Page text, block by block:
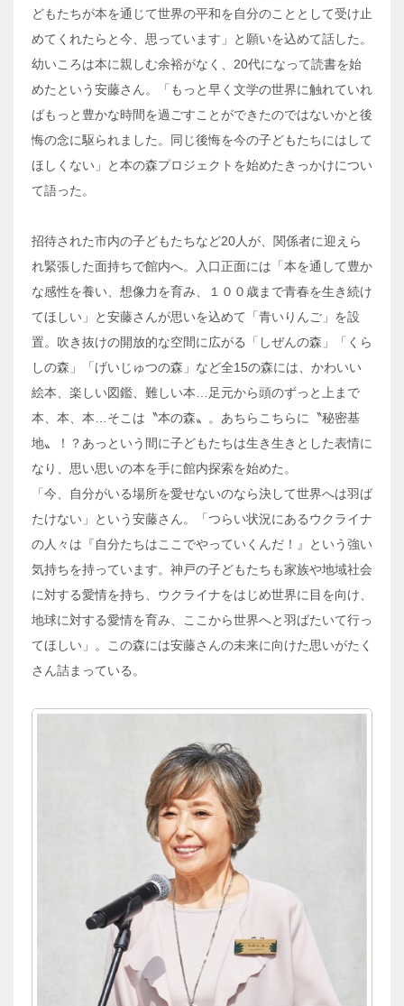
どもたちが本を通じて世界の平和を自分のこととして受け止
めてくれたらと今、思っています」と願いを込めて話した。
幼いころは本に親しむ余裕がなく、20代になって読書を始
めたという安藤さん。「もっと早く文学の世界に触れていれ
ばもっと豊かな時間を過ごすことができたのではないかと後
悔の念に駆られました。同じ後悔を今の子どもたちにはして
ほしくない」と本の森プロジェクトを始めたきっかけについ
て語った。
招待された市内の子どもたちなど20人が、関係者に迎えら
れ緊張した面持ちで館内へ。入口正面には「本を通して豊か
な感性を養い、想像力を育み、１００歳まで青春を生き続け
てほしい」と安藤さんが思いを込めて「青いりんご」を設
置。吹き抜けの開放的な空間に広がる「しぜんの森」「くら
しの森」「げいじゅつの森」など全15の森には、かわいい
絵本、楽しい図鑑、難しい本…足元から頭のずっと上まで
本、本、本…そこは〝本の森〟。あちらこちらに〝秘密基
地〟！？あっという間に子どもたちは生き生きとした表情に
なり、思い思いの本を手に館内探索を始めた。
「今、自分がいる場所を愛せないのなら決して世界へは羽ば
たけない」という安藤さん。「つらい状況にあるウクライナ
の人々は『自分たちはここでやっていくんだ！』という強い
気持ちを持っています。神戸の子どもたちも家族や地域社会
に対する愛情を持ち、ウクライナをはじめ世界に目を向け、
地球に対する愛情を育み、ここから世界へと羽ばたいて行っ
てほしい」。この森には安藤さんの未来に向けた思いがたく
さん詰まっている。